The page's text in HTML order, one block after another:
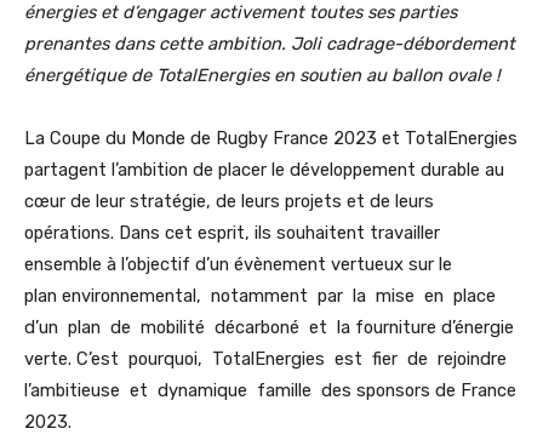
énergies et d’engager activement toutes ses parties
prenantes dans cette ambition. Joli cadrage-débordement
énergétique de TotalEnergies en soutien au ballon ovale !
La Coupe du Monde de Rugby France 2023 et TotalEnergies
partagent l’ambition de placer le développement durable au
cœur de leur stratégie, de leurs projets et de leurs
opérations. Dans cet esprit, ils souhaitent travailler
ensemble à l’objectif d’un évènement vertueux sur le
plan environnemental, notamment par la mise en place
d’un plan de mobilité décarboné et la fourniture d’énergie
verte. C’est pourquoi, TotalEnergies est fier de rejoindre
l’ambitieuse et dynamique famille des sponsors de France
2023.